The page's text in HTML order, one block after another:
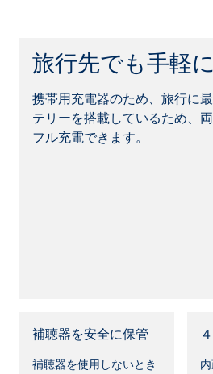
旅行先でも手軽
携帯用充電器のため、旅行に
テリーを搭載しているため、
フル充電できます。
補聴器を安全に保管
補聴器を使用しないとき